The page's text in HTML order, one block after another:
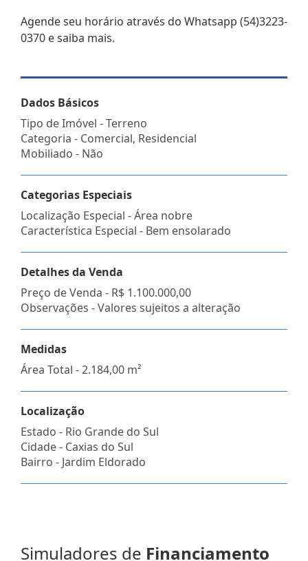
Agende seu horário através do Whatsapp (54)3223-
0370 e saiba mais.
Dados Básicos
Tipo de Imóvel - Terreno
Categoria - Comercial, Residencial
Mobiliado - Não
Categorias Especiais
Localização Especial - Área nobre
Característica Especial - Bem ensolarado
Detalhes da Venda
Preço de Venda - R$ 1.100.000,00
Observações - Valores sujeitos a alteração
Medidas
Área Total - 2.184,00 m²
Localização
Estado - Rio Grande do Sul
Cidade - Caxias do Sul
Bairro - Jardim Eldorado
Simuladores de Financiamento